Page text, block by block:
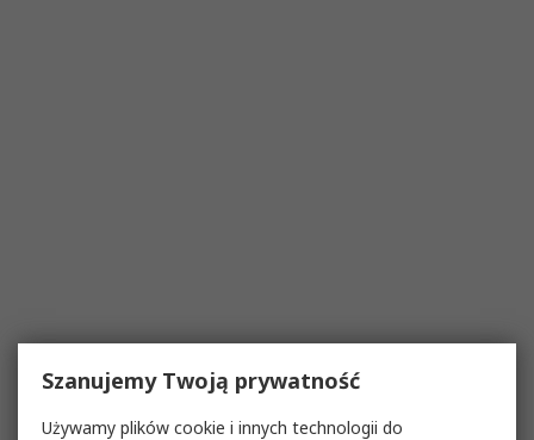
Szanujemy Twoją prywatność
Używamy plików cookie i innych technologii do